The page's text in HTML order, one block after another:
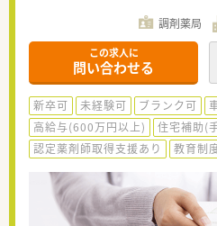
調剤薬局
この求人に
問い合わせる
新卒可 未経験可 ブランク可
高給与(600万円以上)
住宅補助(
認定薬剤師取得支援あり
教育制